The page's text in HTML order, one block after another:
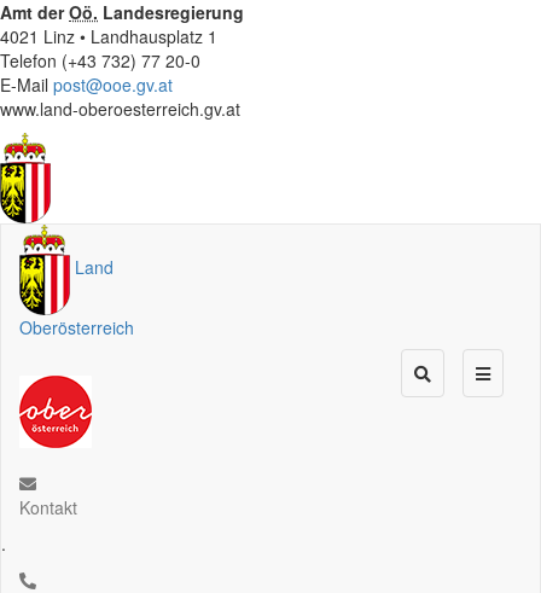
Amt derOö. Landesregierung
4021 Linz • Landhausplatz 1
Telefon (+43 732) 77 20-0
E-Mail post@ooe.gv.at
www.land-oberoesterreich.gv.at
Land
Oberösterreich
Kontakt
.